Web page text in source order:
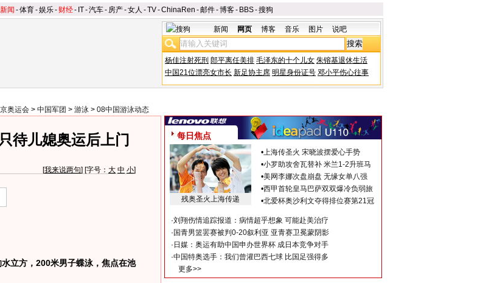
新闻 -体育-娱乐- 财经- IT-汽车- 房产-女人 -TV-ChinaRen -邮件-博客- BBS-搜狗
新闻 网页 博客 音乐 图片 说吧
杨佳注射死刑 郎平离任美排 毛泽东的十个儿女 朱镕基退休生活
中国21位漂亮女市长 新足协主席 明星身份证号 邓小平伤心往事
奥运会 > 中国军团 > 游泳 > 08中国游泳动态
待儿媳奥运后上门
[我来说两句] [字号： 大 中 小]
立方，200米男子蝶泳，焦点在池
每日焦点
残奥圣火上海传递
•上海传圣火 宋晓波摆爱心手势
•小罗助攻舍瓦替补 米兰1-2升班马
•美网李娜次盘崩盘 无缘女单八强
•西甲首轮皇马巴萨双双爆冷负弱旅
•北爱杯奥沙利文夺得排位赛第21冠
·刘翔伤情追踪报道：病情超乎想象 可能赴美治疗
· 国青男篮罢赛被判0-20叙利亚 亚青赛卫冕蒙阴影
· 日媒：奥运有助中国申办世界杯 成日本竞争对手
·中国特奥选手：我们曾灌巴西七球 比国足强得多
更多>>